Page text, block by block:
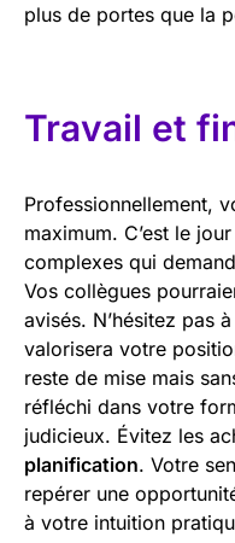
plus de portes que la
Travail et
Professionnellement,
maximum. C’est le
complexes qui
Vos collègues
avisés. N’hésitez pas
valorisera votre
reste de mise mais
réfléchi dans votre
judicieux. Évitez les
planification. Votre
repérer une
à votre intuition